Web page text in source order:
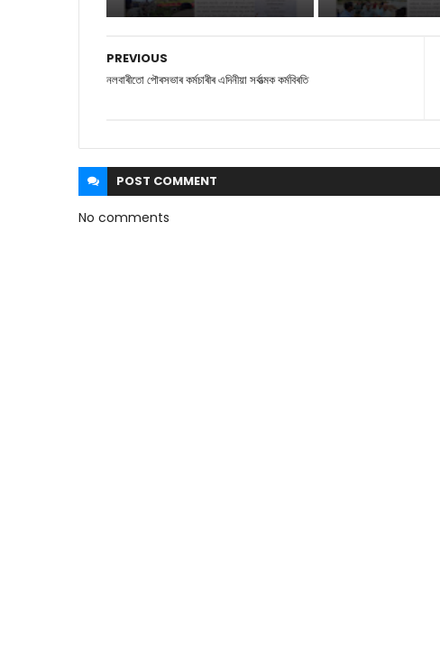
PREVIOUS
নলবাৰীতো পৌৰসভাৰ কৰ্মচাৰীৰ এদিনীয়া সৰ্বাত্মক কৰ্মবিৰতি
POST COMMENT
No comments